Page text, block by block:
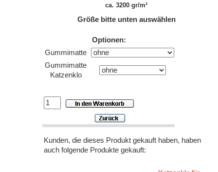
ca. 3200 gr/m²
Größe bitte unten auswählen
Optionen:
Gummimatte
Gummimatte
Katzenklo
Kunden, die dieses Produkt gekauft haben, haben
auch folgende Produkte gekauft: